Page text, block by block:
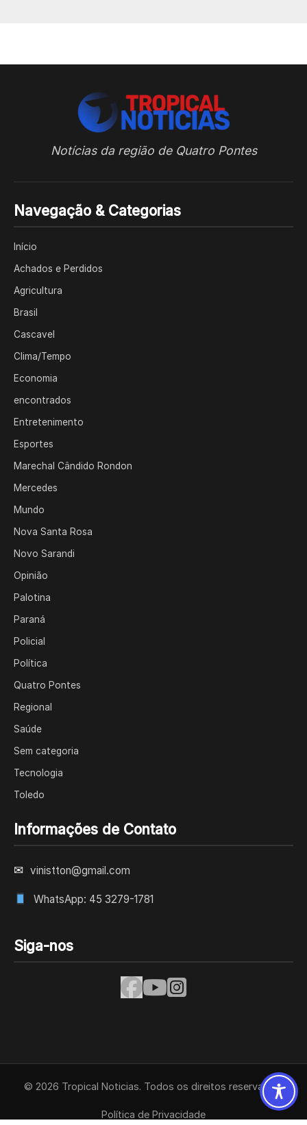
Notícias da região de Quatro Pontes
Navegação & Categorias
Início
Achados e Perdidos
Agricultura
Brasil
Cascavel
Clima/Tempo
Economia
encontrados
Entretenimento
Esportes
Marechal Cândido Rondon
Mercedes
Mundo
Nova Santa Rosa
Novo Sarandi
Opinião
Palotina
Paraná
Policial
Política
Quatro Pontes
Regional
Saúde
Sem categoria
Tecnologia
Toledo
Informações de Contato
✉ vinistton@gmail.com
WhatsApp: 45 3279-1781
Siga-nos
© 2026 Tropical Noticias. Todos os direitos reservados.
Política de Privacidade